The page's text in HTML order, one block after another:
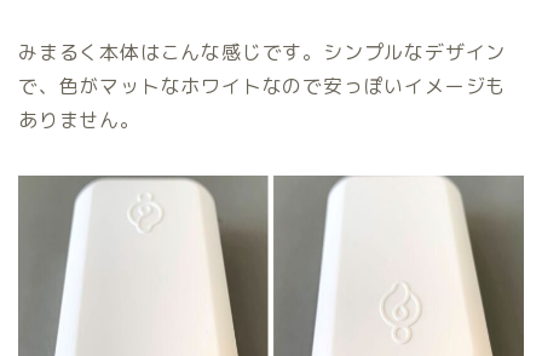
みまるく本体はこんな感じです。シンプルなデザイン
で、色がマットなホワイトなので安っぽいイメージも
ありません。